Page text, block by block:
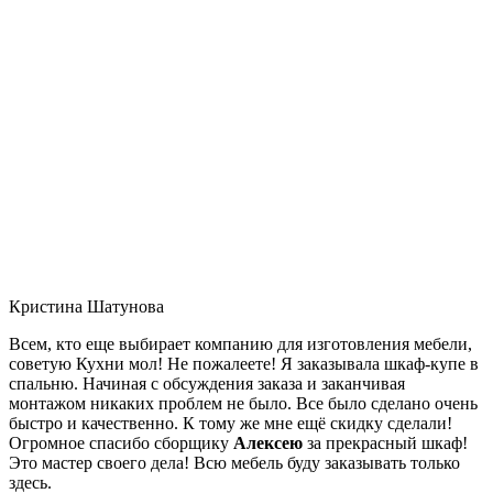
Кристина Шатунова
Всем, кто еще выбирает компанию для изготовления мебели,
советую Кухни мол! Не пожалеете! Я заказывала шкаф-купе в
спальню. Начиная с обсуждения заказа и заканчивая
монтажом никаких проблем не было. Все было сделано очень
быстро и качественно. К тому же мне ещё скидку сделали!
Огромное спасибо сборщику Алексею за прекрасный шкаф!
Это мастер своего дела! Всю мебель буду заказывать только
здесь.